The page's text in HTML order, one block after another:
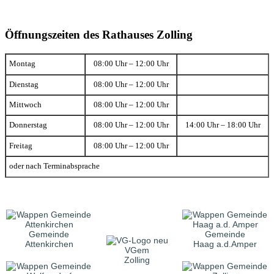
Öffnungszeiten des Rathauses Zolling
Montag 08:00 Uhr – 12:00 Uhr
Dienstag 08:00 Uhr – 12:00 Uhr
Mittwoch 08:00 Uhr – 12:00 Uhr
Donnerstag 08:00 Uhr – 12:00 Uhr 14:00 Uhr – 18:00 Uhr
Freitag 08:00 Uhr – 12:00 Uhr
oder nach Terminabsprache
Gemeinde
Attenkirchen
VGem
Zolling
Gemeinde
Haag a.d.Amper